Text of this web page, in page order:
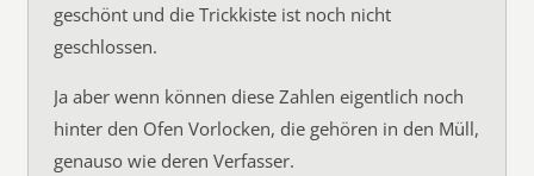
geschönt und die Trickkiste ist noch nicht
geschlossen.
Ja aber wenn können diese Zahlen eigentlich noch
hinter den Ofen Vorlocken, die gehören in den Müll,
genauso wie deren Verfasser.